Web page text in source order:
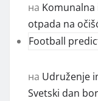
на
otpada na
Football
на Udruženje
Svetski dan